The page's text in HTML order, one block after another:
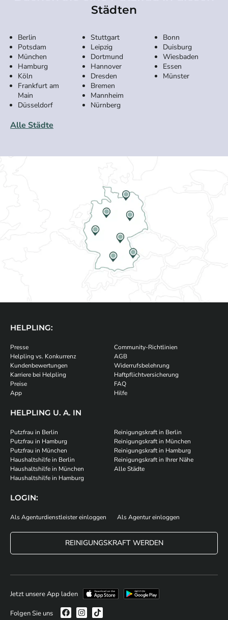
Städten
Berlin
Potsdam
München
Hamburg
Köln
Frankfurt am
Main
Düsseldorf
Stuttgart
Leipzig
Dortmund
Hannover
Dresden
Bremen
Mannheim
Nürnberg
Bonn
Duisburg
Wiesbaden
Essen
Münster
Alle Städte
HELPLING:
Presse
Helpling vs. Konkurrenz
Kundenbewertungen
Karriere bei Helpling
Preise
App
Community-Richtlinien
AGB
Widerrufsbelehrung
Haftpflichtversicherung
FAQ
Hilfe
HELPLING U. A. IN
Putzfrau in Berlin
Putzfrau in Hamburg
Putzfrau in München
Haushaltshilfe in Berlin
Haushaltshilfe in München
Haushaltshilfe in Hamburg
Reinigungskraft in Berlin
Reinigungskraft in München
Reinigungskraft in Hamburg
Reinigungskraft in Ihrer Nähe
Alle Städte
LOGIN:
Als Agenturdienstleister einloggen Als Agentur einloggen
REINIGUNGSKRAFT WERDEN
Jetzt unsere App laden
Folgen Sie uns